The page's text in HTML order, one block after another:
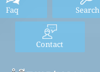
Faq Search
Contact